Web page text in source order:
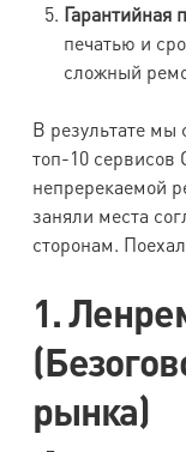
Гарантийная
печатью и
сложный
В результате
топ-10 сервисов
непререкаемой
заняли места
сторонам.
1.
рынка)